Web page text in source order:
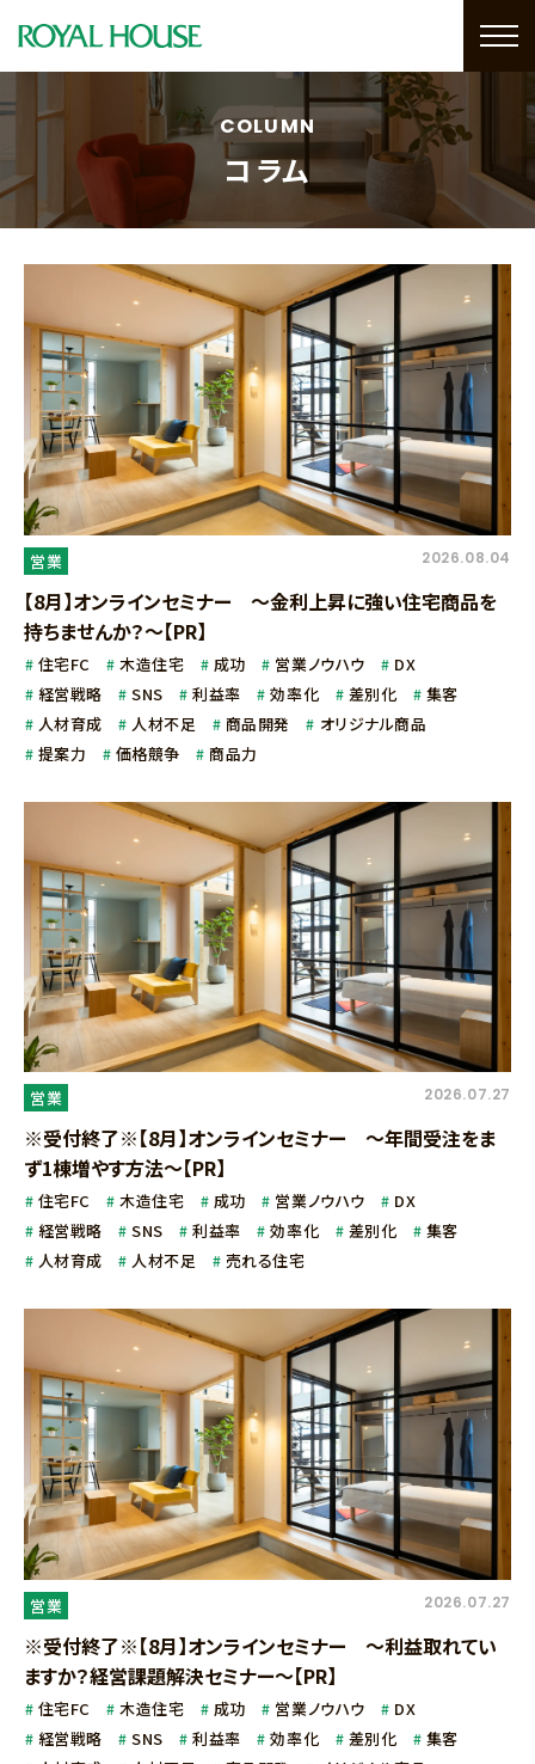
COLUMN
コラム
営業 2026.08.04
【8月】オンラインセミナー ～金利上昇に強い住宅商品を
持ちませんか？～【PR】
住宅FC 木造住宅 成功 営業ノウハウ
DX
経営戦略
SNS 利益率 効率化 差別化
集客
人材育成
人材不足 商品開発
オリジナル商品
提案力
価格競争 商品力
営業 2026.07.27
※受付終了※【8月】オンラインセミナー ～年間受注をま
ず1棟増やす方法～【PR】
住宅FC 木造住宅 成功 営業ノウハウ
DX
経営戦略
SNS 利益率 効率化 差別化
集客
人材育成
人材不足 売れる住宅
営業 2026.07.27
※受付終了※【8月】オンラインセミナー ～利益取れてい
ますか？経営課題解決セミナー～【PR】
住宅FC 木造住宅 成功 営業ノウハウ
DX
経営戦略
SNS 利益率 効率化 差別化
集客